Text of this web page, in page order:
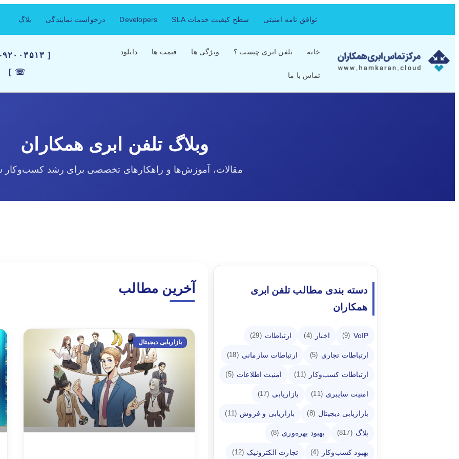
توافق نامه امنیتی سطح کیفیت خدمات SLA Developers درخواست نمایندگی بلاگ
خانه تلفن ابری چیست ؟ ویژگی ها قیمت ها دانلود
تماس با ما
[ ۰۲۱-
☏ ]
وبلاگ تلفن ابری همکاران
مقالات، آموزش‌ها و راهکارهای تخصصی برای رشد کسب‌وکار
آخرین مطالب
بازاریابی دیجیتال
دسته بندی مطالب تلفن ابری
همکاران
VoIP
(9) اخبار (4) ارتباطات (29)
ارتباطات تجاری (5) ارتباطات سازمانی (18)
ارتباطات کسب‌وکار (11) امنیت اطلاعات (5)
امنیت سایبری (11) بازاریابی (17)
بازاریابی دیجیتال (8) بازاریابی و فروش (11)
بلاگ (817) بهبود بهره‌وری (8)
بهبود کسب‌وکار (4) تجارت الکترونیک (12)